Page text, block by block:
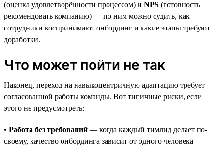
(оценка удовлетворённости процессом) и NPS (готовность
рекомендовать компанию) — по ним можно судить, как
сотрудники воспринимают онбординг и какие этапы требуют
доработки.
Что может пойти не так
Наконец, переход на навыкоцентричную адаптацию требует
согласованной работы команды. Вот типичные риски, если
этого не предусмотреть:
• Работа без требований — когда каждый тимлид делает по-
своему, качество онбординга зависит от одного человека